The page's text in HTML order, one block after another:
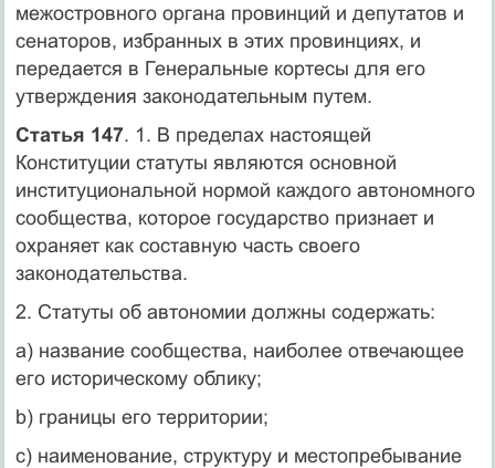
межостровного органа провинций и депутатов и
сенаторов, избранных в этих провинциях, и
передается в Генеральные кортесы для его
утверждения законодательным путем.
Статья 147. 1. В пределах настоящей
Конституции статуты являются основной
институциональной нормой каждого автономного
сообщества, которое государство признает и
охраняет как составную часть своего
законодательства.
2. Статуты об автономии должны содержать:
a) название сообщества, наиболее отвечающее
его историческому облику;
b) границы его территории;
c) наименование, структуру и местопребывание